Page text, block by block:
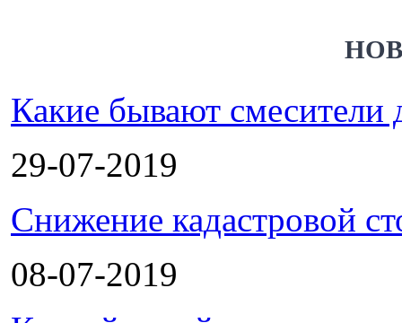
Какие бывают смесители
29-07-2019
Снижение кадастровой
08-07-2019